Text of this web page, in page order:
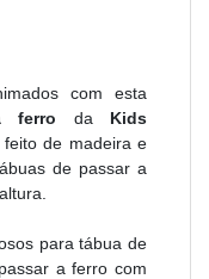
com esta
ferro da Kids
de madeira e
de passar a
para tábua de
a ferro com